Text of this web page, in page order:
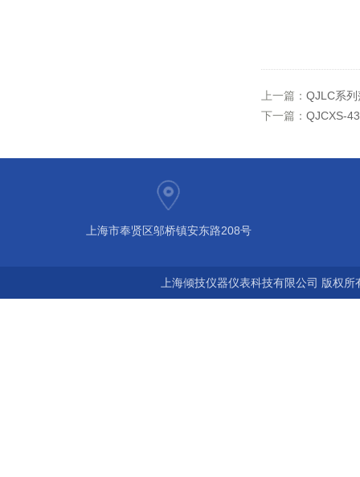
上一篇： QJLC系
下一篇： QJCXS-
上海市奉贤区邬桥镇安东路208号
上海倾技仪器仪表科技有限公司 版权